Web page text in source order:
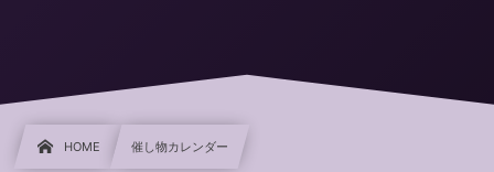
HOME 催し物カレンダー